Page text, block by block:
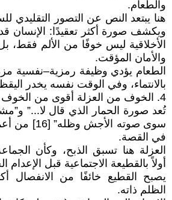
والطعام.
هنا يبتعد النص عن التصور التقليدي
ويكشف صورة أكثر تعقيدًا: الإنسان
الأخلاقية ليس خوفًا من الألم فقط،
والأمان المؤقت.
الطعام يؤدي وظيفة رمزية–نفسية
بالانتماء، وفي الوقت نفسه يخدر
4. الخوف من العزلة أقوى من الخوف من الموت
تُعد صورة الحمار الذي قال لا...”
سوى صوته
في القصة.
العزلة هنا تسبق الذبح، وكأن
أولاً بالقطيعة الاجتماعية قبل
يصبح القطيع خائفًا من الانفصال
الظلم ذاته.